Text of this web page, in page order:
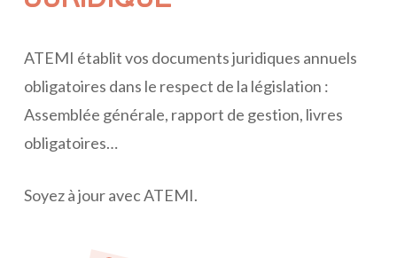
ATEMI établit vos documents juridiques annuels
obligatoires dans le respect de la législation :
Assemblée générale, rapport de gestion, livres
obligatoires…
Soyez à jour avec ATEMI.